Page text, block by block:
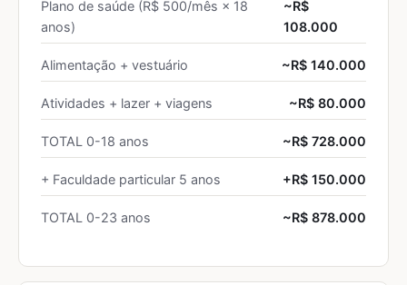
Plano de saúde (R$ 500/mês × 18
anos)
~R$
108.000
Alimentação + vestuário ~R$ 140.000
Atividades + lazer + viagens ~R$ 80.000
TOTAL 0-18 anos ~R$ 728.000
+ Faculdade particular 5 anos +R$ 150.000
TOTAL 0-23 anos ~R$ 878.000